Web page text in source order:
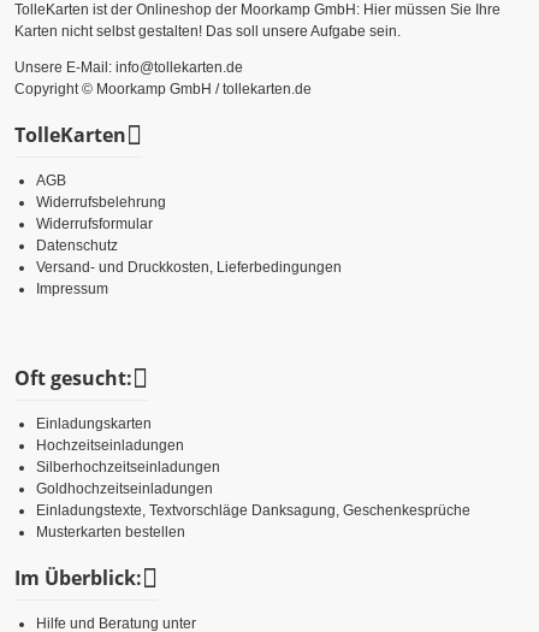
TolleKarten ist der Onlineshop der Moorkamp GmbH: Hier müssen Sie Ihre
Karten nicht selbst gestalten! Das soll unsere Aufgabe sein.
Unsere E-Mail: info@tollekarten.de
Copyright © Moorkamp GmbH / tollekarten.de
TolleKarten
AGB
Widerrufsbelehrung
Widerrufsformular
Datenschutz
Versand- und Druckkosten, Lieferbedingungen
Impressum
Oft gesucht:
Einladungskarten
Hochzeitseinladungen
Silberhochzeitseinladungen
Goldhochzeitseinladungen
Einladungstexte, Textvorschläge Danksagung, Geschenkesprüche
Musterkarten bestellen
Im Überblick:
Hilfe und Beratung unter